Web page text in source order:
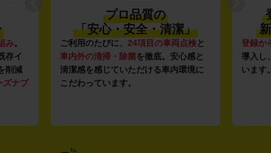
み。
存イ
削減
ズナブ
プロ品質の
「安心・安全・清潔」
ご利用のたびに、 24項目の車両点検と
車内外の清掃・除菌を徹底。安心感と
清潔感を感じていただける車内環境に
こだわっています。
登録か
導入し
います